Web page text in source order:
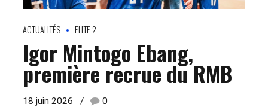
ACTUALITÉS ELITE 2
Igor Mintogo Ebang,
première recrue du RMB
18 juin 2026 0